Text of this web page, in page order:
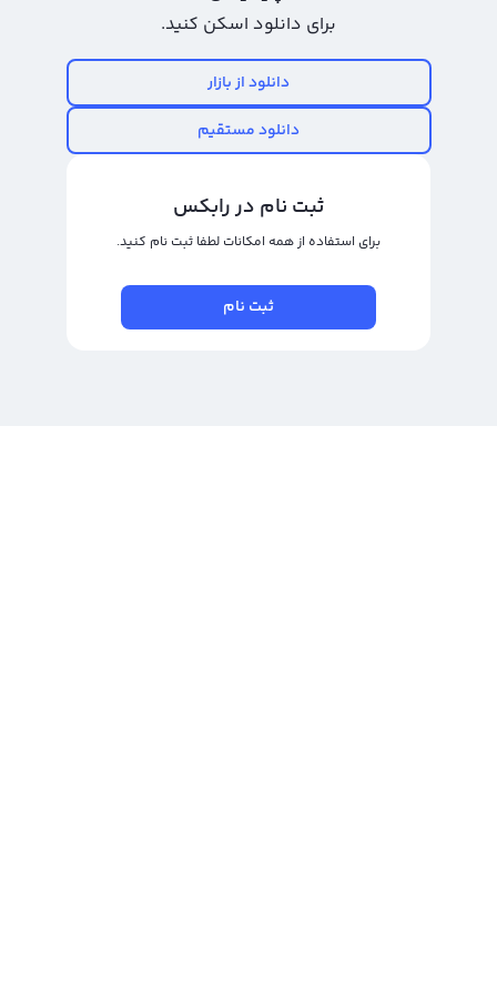
بالایی است که به سرمایه‌گذاران معامله‌کننده‌های بلندمدت و کوتاه‌مدت، سود
مهم‌ترین عوامل زمان و قیمت ورود و خروج از معاملات باید توجه داشت تا بهترین
نتیجه را به دست آورده و سود حاصل را متناسب با این رمزارز به دست بیاورید.
برای خرید و فروش تراوالا می‌توانید از صرافی ارز دیجیتال رالبکس بهره بگیرید. این
نرخ تبدیل ارز و در کمترین زمان ممکن به شما کمک می‌کند رمزارز تراوالا خود را به
شما بفروشید یا آن را به رمزارز دیگری تبدیل کنید. در دومین نوع پلتفرم، معامله
آماده‌اند. شما می‌توانید با قیمت دلخواه خود یا قیمت‌های موجود در بازار به معامله
برای دانلود اسکن کنید.
دانلود از بازار
دانلود مستقیم
ثبت نام در رابکس
برای استفاده از همه امکانات لطفا ثبت نام کنید.
ثبت نام